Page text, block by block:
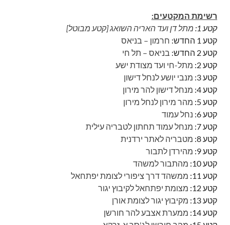
רשימת המקטעים:
קטע 1:
מתל דן ועד האריה השואג [קטע מבוטל]
קטע 1 החדש:
חרמון – בניאס
קטע 2 החדש:
בניאס – תל חי
קטע 2:
מתל-חי ועד מצודת ישע
קטע 3:
מנבי יושע לנחל דישון
קטע 4:
מנחל דישון להר מירון
קטע 5:
מהר מירון לנחל מירון
קטע 6:
נחל עמוד
קטע 7:
מנחל עמוד תחתון לטבריה עילית
קטע 8:
מטבריה לאתר ירדנית
קטע 9:
מהירדן לתבור
קטע 10:
מהתבור למשהד
קטע 11:
ממשהד דרך ציפורי לצומת יפתחאל
קטע 12:
מצומת יפתחאל לקיבוץ יגור
קטע 13:
מקיבוץ יגור לצומת אורן
קטע 14:
ממערת אצבע להר חורשן